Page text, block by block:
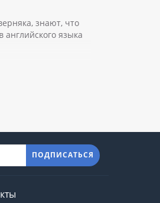
знают, что
английского языка
ПОДПИСАТЬСЯ